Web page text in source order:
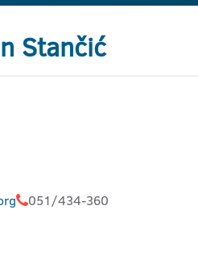
Stančić
051/434-360